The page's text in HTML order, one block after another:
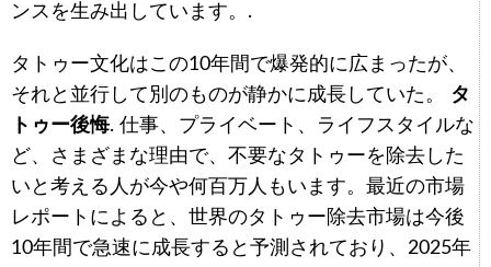
ンスを生み出しています。.
タトゥー文化はこの10年間で爆発的に広まったが、
それと並行して別のものが静かに成長していた。
タ
トゥー後悔. 仕事、プライベート、ライフスタイルな
ど、さまざまな理由で、不要なタトゥーを除去した
いと考える人が今や何百万人もいます。最近の市場
レポートによると、世界のタトゥー除去市場は今後
10年間で急速に成長すると予測されており、2025年